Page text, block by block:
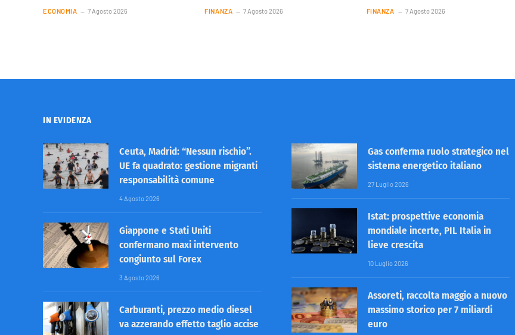
ECONOMIA 7 Agosto 2026 FINANZA 7 Agosto 2026 FINANZA 7 Agosto 2026
IN EVIDENZA
Ceuta, Madrid: “Nessun rischio”.
UE fa quadrato: gestione migranti
responsabilità comune
4 Agosto 2026
Giappone e Stati Uniti
confermano maxi intervento
congiunto sul Forex
3 Agosto 2026
Carburanti, prezzo medio diesel
va azzerando effetto taglio accise
Gas conferma ruolo strategico nel
sistema energetico italiano
27 Luglio 2026
Istat: prospettive economia
mondiale incerte, PIL Italia in
lieve crescita
10 Luglio 2026
Assoreti, raccolta maggio a nuovo
massimo storico per 7 miliardi
euro